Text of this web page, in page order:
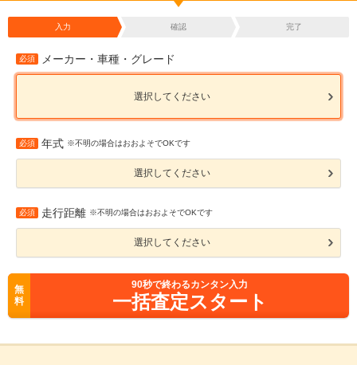
入力 確認 完了
必須 メーカー・車種・グレード
選択してください
必須 年式 ※不明の場合はおおよそでOKです
選択してください
必須 走行距離 ※不明の場合はおおよそでOKです
選択してください
無
料
90秒で終わるカンタン入力
一括査定スタート